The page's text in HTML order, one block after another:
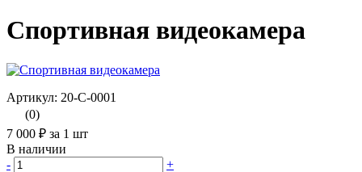
Спортивная видеокамера
Артикул: 20-С-0001
(0)
7 000 ₽ за 1 шт
В наличии
-
+